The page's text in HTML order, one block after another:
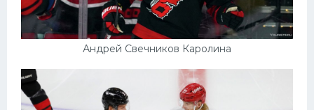
Андрей Свечников Каролина